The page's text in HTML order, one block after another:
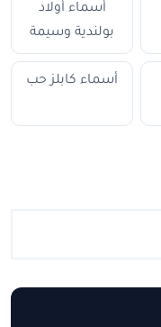
أسماء أولاد
بولندية وسيمة
أسماء كابلز حب